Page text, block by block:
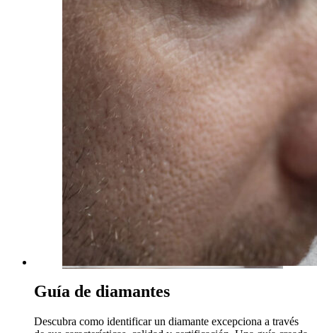
Guía de diamantes
Descubra como identificar un diamante excepciona a través